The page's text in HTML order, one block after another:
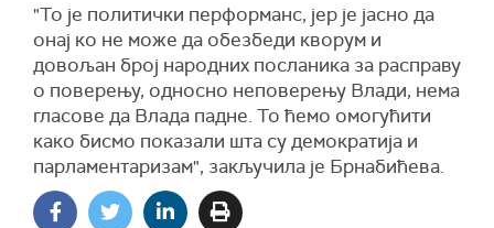
"То је политички перформанс, јер је јасно да
онај ко не може да обезбеди кворум и
довољан број народних посланика за расправу
о поверењу, односно неповерењу Влади, нема
гласове да Влада падне. То ћемо омогућити
како бисмо показали шта су демократија и
парламентаризам", закључила је Брнабићева.